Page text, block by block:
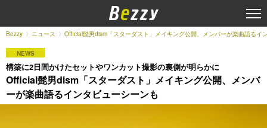
Bezzy ニュース Official髭男dism「スターダスト」メイキング公開、メンバーが楽曲語るイ
NEWS
構築に2日間かけたセットやワンカット撮影の裏側が明らかに
Official髭男dism「スターダスト」メイキング公開、メンバ
ーが楽曲語るインタビューシーンも